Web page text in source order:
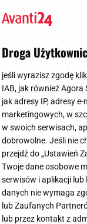
8 perełek
Marta Podściańska
23 grudnia 2025, 11:56
Twoja lista
serio może ona
na ostatnią
miesięcy.
Droga
jeśli wyrazisz zgodę
IAB, jak również
jak adresy IP, adresy
marketingowych, w
w swoich serwisach,
dobrowolne. Jeśli nie
przejdź do „Ustawień
Twoje dane osobowe
serwisów i aplikacji lub
danych nie wymaga
lub Zaufanych
lub przez kontakt z